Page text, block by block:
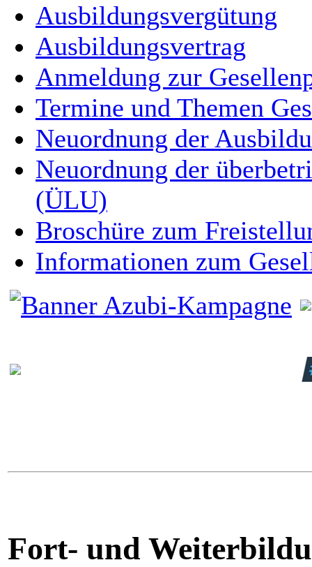
Ausbildungsvergütung
Ausbildungsvertrag
Anmeldung zur
Termine und Themen
Neuordnung der
Neuordnung der
(ÜLU)
Broschüre zum
Informationen zum
Fort- und